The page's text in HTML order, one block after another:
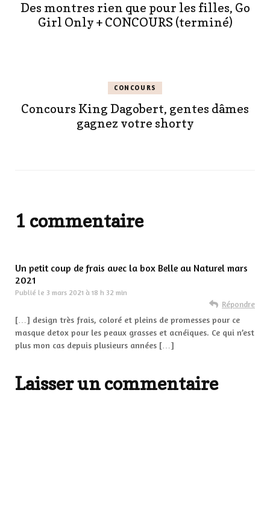
Des montres rien que pour les filles, Go
Girl Only + CONCOURS (terminé)
CONCOURS
Concours King Dagobert, gentes dâmes
gagnez votre shorty
1 commentaire
Un petit coup de frais avec la box Belle au Naturel mars
2021
Publié le 3 mars 2021 à 18 h 32 min
Répondre
[…] design très frais, coloré et pleins de promesses pour ce
masque detox pour les peaux grasses et acnéiques. Ce qui n’est
plus mon cas depuis plusieurs années […]
Laisser un commentaire